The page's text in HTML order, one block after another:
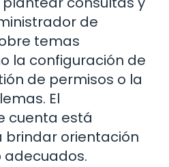
de
temas
la configuración de
de permisos o la
El
cuenta está
orientación